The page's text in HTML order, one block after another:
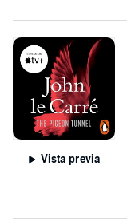
Vista previa